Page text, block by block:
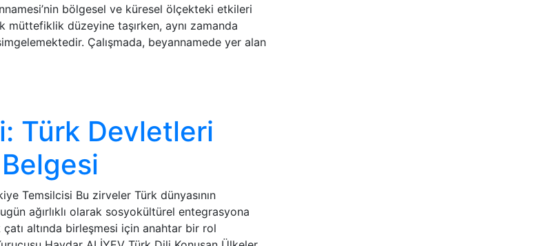
bölgesel ve küresel ölçekteki etkileri
düzeyine taşırken, aynı zamanda
Çalışmada, beyannamede yer alan
Türk Devletleri
Temsilcisi Bu zirveler Türk dünyasının
ağırlıklı olarak sosyokültürel entegrasyona
altında birleşmesi için anahtar bir rol